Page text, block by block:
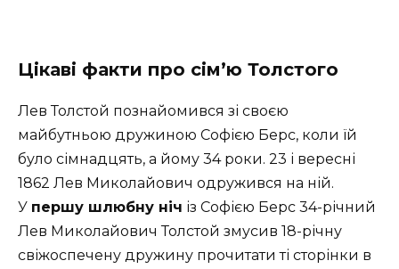
Цікаві факти про сімʼю Толстого
Лев Толстой познайомився зі своєю
майбутньою дружиною Софією Берс, коли їй
було сімнадцять, а йому 34 роки. 23 і вересні
1862 Лев Миколайович одружився на ній.
У першу шлюбну ніч із Софією Берс 34-річний
Лев Миколайович Толстой змусив 18-річну
свіжоспечену дружину прочитати ті сторінки в